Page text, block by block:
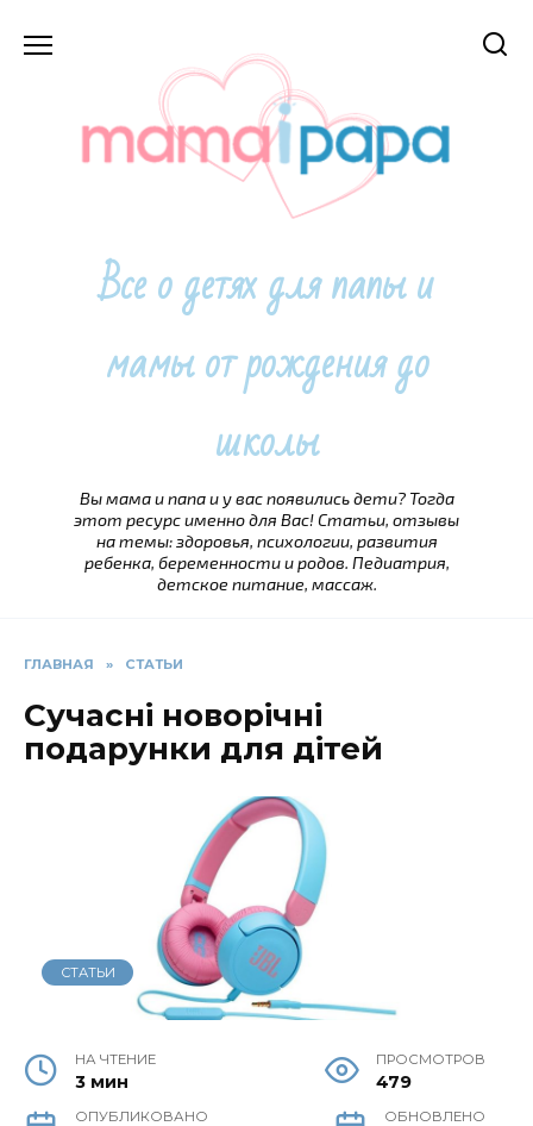
Все о детях для папы и
мамы от рождения до
школы
Вы мама и папа и у вас появились дети? Тогда
этот ресурс именно для Вас! Статьи, отзывы
на темы: здоровья, психологии, развития
ребенка, беременности и родов. Педиатрия,
детское питание, массаж.
ГЛАВНАЯ » СТАТЬИ
Сучасні новорічні
подарунки для дітей
СТАТЬИ
НА ЧТЕНИЕ
3 мин
ПРОСМОТРОВ
479
ОПУБЛИКОВАНО ОБНОВЛЕНО